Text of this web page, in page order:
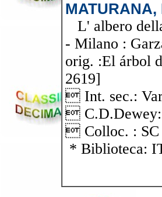
L' albero
- Milano :
orig. :El árbol
2619]
 Int. sec.:
 C.D.Dewey:
 Colloc. : SC
* Biblioteca: